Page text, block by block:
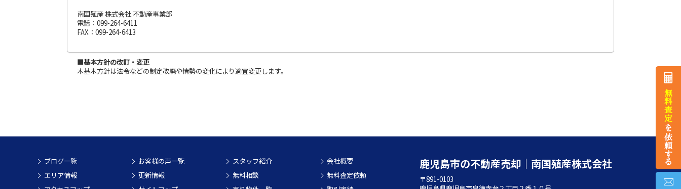
南国殖産 株式会社 不動産事業部
電話：099-264-6411
FAX：099-264-6413
■基本方針の改訂・変更
本基本方針は法令などの制定改廃や情勢の変化により適宜変更します。
ブログ一覧
エリア情報
お客様の声一覧
更新情報
スタッフ紹介
無料相談
会社概要
無料査定依頼
鹿児島市の不動産売却｜南国殖産株式会社
〒891-0103